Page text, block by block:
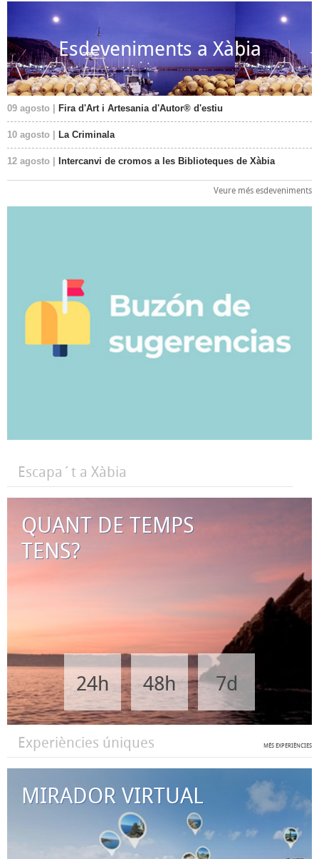
Esdeveniments a Xàbia
09 agosto | Fira d'Art i Artesania d'Autor® d'estiu
10 agosto | La Criminala
12 agosto | Intercanvi de cromos a les Biblioteques de Xàbia
Veure més esdeveniments
Escapa´t a Xàbia
QUANT DE TEMPS
TENS?
24h 48h 7d
Experiències úniques MÉS EXPERIÈNCIES
MIRADOR VIRTUAL